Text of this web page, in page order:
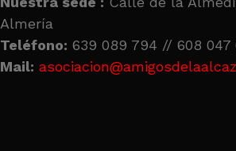
Almería
Teléfono: 639 089 794 // 608 047
Mail: